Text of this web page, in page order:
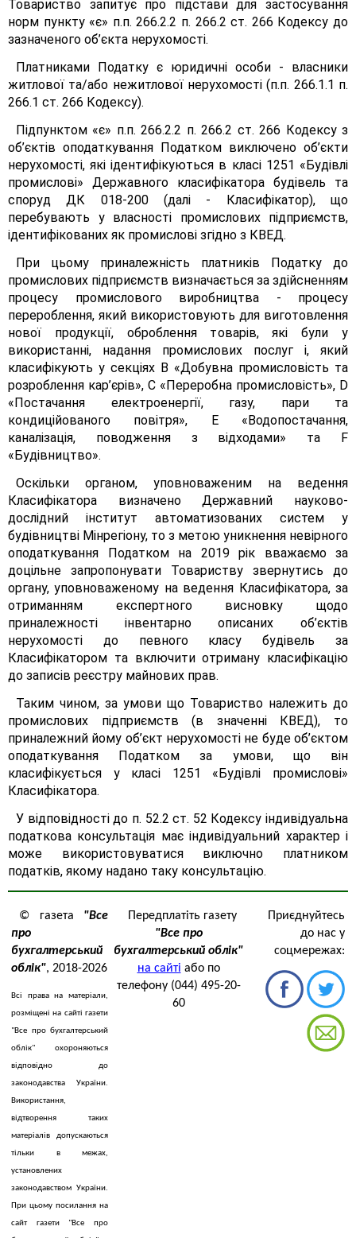
Товариство запитує про підстави для застосування
норм пункту «є» п.п. 266.2.2 п. 266.2 ст. 266 Кодексу до
зазначеного об’єкта нерухомості.
Платниками Податку є юридичні особи - власники
житлової та/або нежитлової нерухомості (п.п. 266.1.1 п.
266.1 ст. 266 Кодексу).
Підпунктом «є» п.п. 266.2.2 п. 266.2 ст. 266 Кодексу з
об’єктів оподаткування Податком виключено об’єкти
нерухомості, які ідентифікуються в класі 1251 «Будівлі
промислові» Державного класифікатора будівель та
споруд ДК 018-200 (далі - Класифікатор), що
перебувають у власності промислових підприємств,
ідентифікованих як промислові згідно з КВЕД.
При цьому приналежність платників Податку до
промислових підприємств визначається за здійсненням
процесу промислового виробництва - процесу
перероблення, який використовують для виготовлення
нової продукції, оброблення товарів, які були у
використанні, надання промислових послуг і, який
класифікують у секціях В «Добувна промисловість та
розроблення кар’єрів», С «Переробна промисловість», D
«Постачання електроенергії, газу, пари та
кондиційованого повітря», Е «Водопостачання,
каналізація, поводження з відходами» та F
«Будівництво».
Оскільки органом, уповноваженим на ведення
Класифікатора визначено Державний науково-
дослідний інститут автоматизованих систем у
будівництві Мінрегіону, то з метою уникнення невірного
оподаткування Податком на 2019 рік вважаємо за
доцільне запропонувати Товариству звернутись до
органу, уповноваженому на ведення Класифікатора, за
отриманням експертного висновку щодо
приналежності інвентарно описаних об’єктів
нерухомості до певного класу будівель за
Класифікатором та включити отриману класифікацію
до записів реєстру майнових прав.
Таким чином, за умови що Товариство належить до
промислових підприємств (в значенні КВЕД), то
приналежний йому об’єкт нерухомості не буде об’єктом
оподаткування Податком за умови, що він
класифікується у класі 1251 «Будівлі промислові»
Класифікатора.
У відповідності до п. 52.2 ст. 52 Кодексу індивідуальна
податкова консультація має індивідуальний характер і
може використовуватися виключно платником
податків, якому надано таку консультацію.
© газета "Все
про
бухгалтерський
облік", 2018-2026
Всі права на матеріали,
розміщені на сайті газети
"Все про бухгалтерський
облік" охороняються
відповідно до
законодавства України.
Використання,
відтворення таких
матеріалів допускаються
тільки в межах,
установлених
законодавством України.
При цьому посилання на
сайт газети "Все про
Передплатіть газету
"Все про
бухгалтерський облік"
на сайті або по
телефону (044) 495-20-
60
Приєднуйтесь
до нас у
соцмережах: